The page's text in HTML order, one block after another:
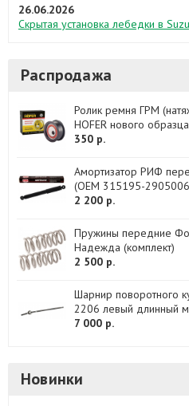
26.06.2026
Скрытая установка лебедки в
Распродажа
Ролик ремня ГРМ
HOFER нового
350 р.
Амортизатор РИФ
(OEM 315195-
2 200 р.
Пружины передние
Надежда (комплект)
2 500 р.
Шарнир поворотного
2206 левый длинный
7 000 р.
Новинки